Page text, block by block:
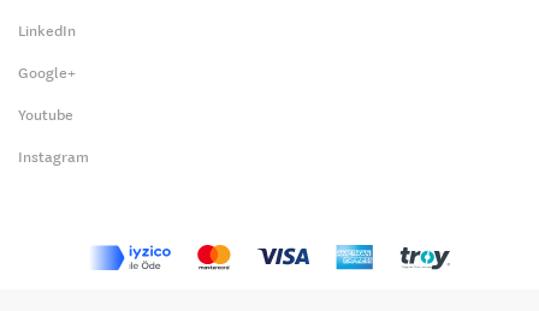
LinkedIn
Google+
Youtube
Instagram